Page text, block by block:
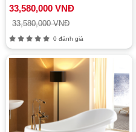
33,580,000 VNĐ
33,580,000 VNĐ
0 đánh giá